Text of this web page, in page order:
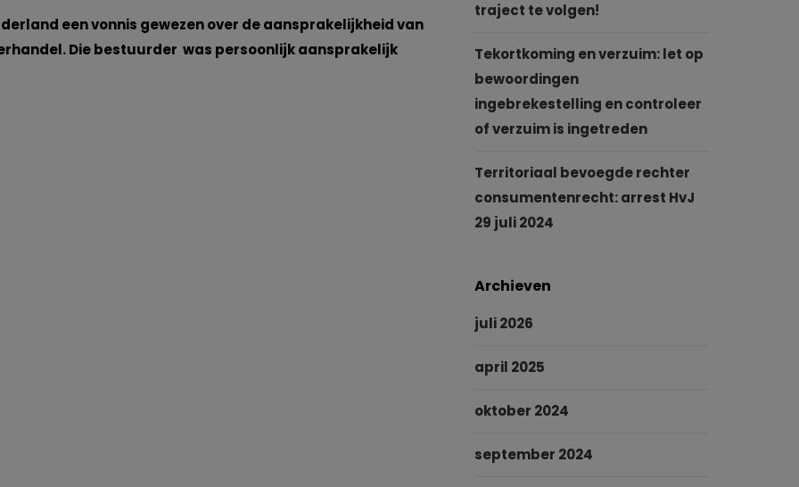
een vonnis gewezen over de aansprakelijkheid van
Die bestuurder was persoonlijk aansprakelijk
traject te volgen!
Tekortkoming en verzuim: let op
bewoordingen
ingebrekestelling en controleer
of verzuim is ingetreden
Territoriaal bevoegde rechter
consumentenrecht: arrest HvJ
29 juli 2024
Archieven
juli 2026
april 2025
oktober 2024
september 2024